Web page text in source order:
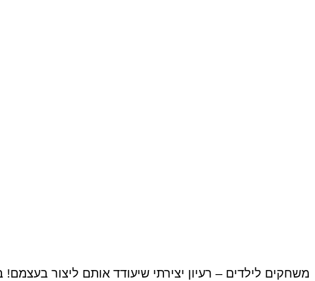
משחקים לילדים – רעיון יצירתי שיעודד אותם ליצור